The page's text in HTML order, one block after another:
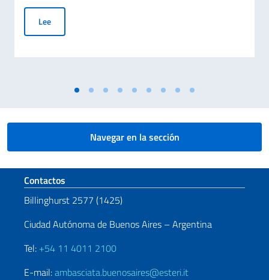
LeeReunión del Embajador Nicoletti con la Dra. Mariangela
Navegar en la sección
Sezione footer
Contactos
Billinghurst 2577 (1425)
Ciudad Autónoma de Buenos Aires – Argentina
Tel: +54 11 4011 2100
E-mail:ambasciata.buenosaires@esteri.it